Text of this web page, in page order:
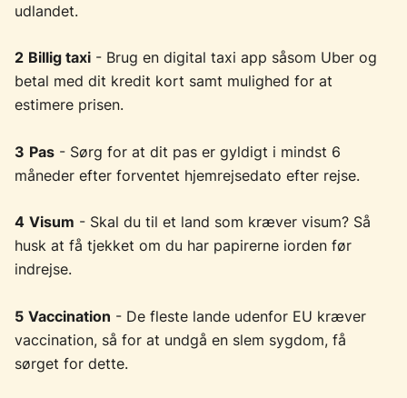
udlandet.
2 Billig taxi - Brug en digital taxi app såsom Uber og
betal med dit kredit kort samt mulighed for at
estimere prisen.
3 Pas - Sørg for at dit pas er gyldigt i mindst 6
måneder efter forventet hjemrejsedato efter rejse.
4 Visum - Skal du til et land som kræver visum? Så
husk at få tjekket om du har papirerne iorden før
indrejse.
5 Vaccination - De fleste lande udenfor EU kræver
vaccination, så for at undgå en slem sygdom, få
sørget for dette.